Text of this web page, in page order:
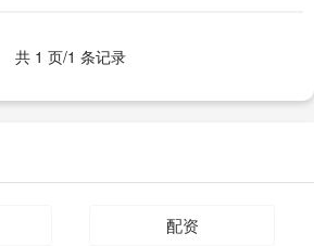
共 1 页/1 条记录
配资